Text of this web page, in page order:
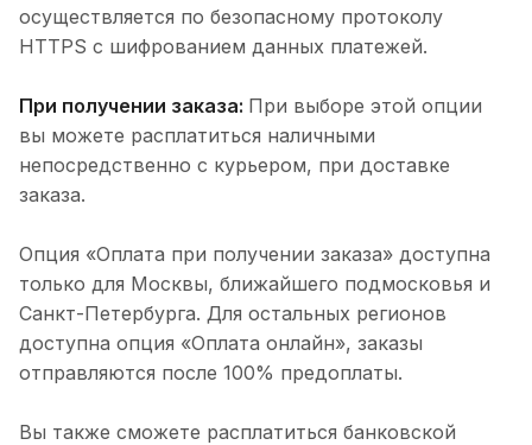
осуществляется по безопасному протоколу
HTTPS с шифрованием данных платежей.
При получении заказа: При выборе этой опции
вы можете расплатиться наличными
непосредственно с курьером, при доставке
заказа.
Опция «Оплата при получении заказа» доступна
только для Москвы, ближайшего подмосковья и
Санкт-Петербурга. Для остальных регионов
доступна опция «Оплата онлайн», заказы
отправляются после 100% предоплаты.
Вы также сможете расплатиться банковской